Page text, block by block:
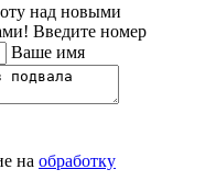
над новыми
Введите номер
Ваше имя
на обработку